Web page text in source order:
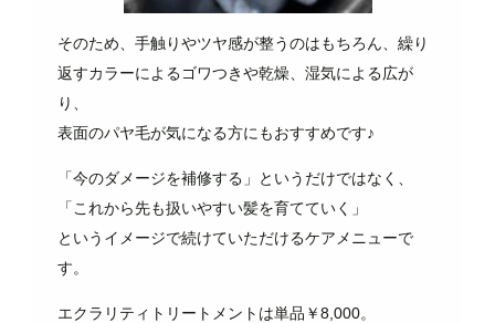
そのため、手触りやツヤ感が整うのはもちろん、繰り
返すカラーによるゴワつきや乾燥、湿気による広が
り、
表面のパヤ毛が気になる方にもおすすめです♪
「今のダメージを補修する」というだけではなく、
「これから先も扱いやすい髪を育てていく」
というイメージで続けていただけるケアメニューで
す。
エクラリティトリートメントは単品￥8,000。